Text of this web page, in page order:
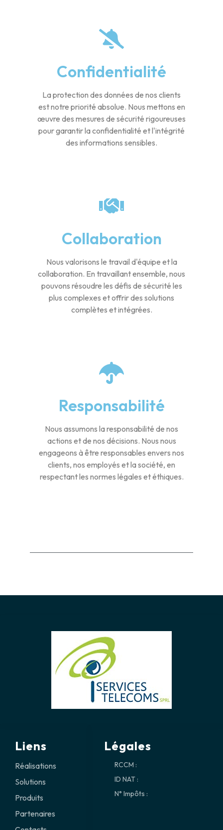
Confidentialité
La protection des données de nos clients
est notre priorité absolue. Nous mettons en
œuvre des mesures de sécurité rigoureuses
pour garantir la confidentialité et l'intégrité
des informations sensibles.
Collaboration
Nous valorisons le travail d'équipe et la
collaboration. En travaillant ensemble, nous
pouvons résoudre les défis de sécurité les
plus complexes et offrir des solutions
complètes et intégrées.
Responsabilité
Nous assumons la responsabilité de nos
actions et de nos décisions. Nous nous
engageons à être responsables envers nos
clients, nos employés et la société, en
respectant les normes légales et éthiques.
Légales
RCCM :
ID NAT :
N° Impôts :
Liens
Réalisations
Solutions
Produits
Partenaires